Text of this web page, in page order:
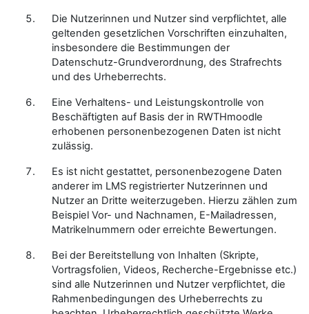
Die Nutzerinnen und Nutzer sind verpflichtet, alle
geltenden gesetzlichen Vorschriften einzuhalten,
insbesondere die Bestimmungen der
Datenschutz-Grundverordnung, des Strafrechts
und des Urheberrechts.
Eine Verhaltens- und Leistungskontrolle von
Beschäftigten auf Basis der in RWTHmoodle
erhobenen personenbezogenen Daten ist nicht
zulässig.
Es ist nicht gestattet, personenbezogene Daten
anderer im LMS registrierter Nutzerinnen und
Nutzer an Dritte weiterzugeben. Hierzu zählen zum
Beispiel Vor- und Nachnamen, E-Mailadressen,
Matrikelnummern oder erreichte Bewertungen.
Bei der Bereitstellung von Inhalten (Skripte,
Vortragsfolien, Videos, Recherche-Ergebnisse etc.)
sind alle Nutzerinnen und Nutzer verpflichtet, die
Rahmenbedingungen des Urheberrechts zu